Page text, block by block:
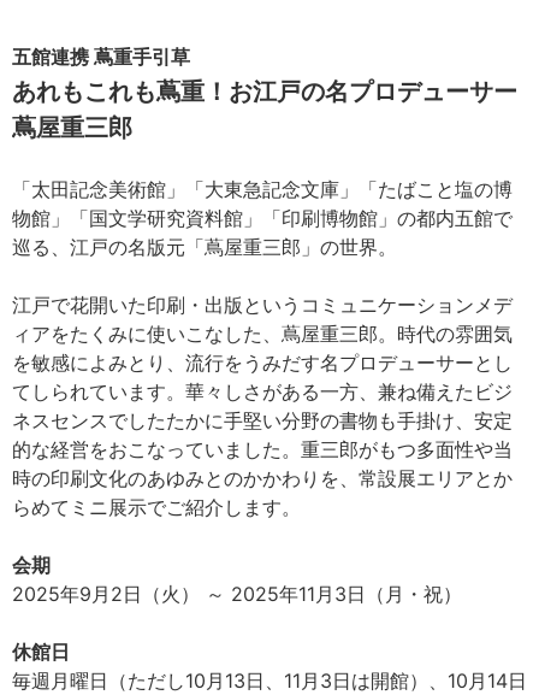
五館連携 蔦重手引草
あれもこれも蔦重！お江戸の名プロデューサー
蔦屋重三郎
「太田記念美術館」「大東急記念文庫」「たばこと塩の博
物館」「国文学研究資料館」「印刷博物館」の都内五館で
巡る、江戸の名版元「蔦屋重三郎」の世界。
江戸で花開いた印刷・出版というコミュニケーションメデ
ィアをたくみに使いこなした、蔦屋重三郎。時代の雰囲気
を敏感によみとり、流行をうみだす名プロデューサーとし
てしられています。華々しさがある一方、兼ね備えたビジ
ネスセンスでしたたかに手堅い分野の書物も手掛け、安定
的な経営をおこなっていました。重三郎がもつ多面性や当
時の印刷文化のあゆみとのかかわりを、常設展エリアとか
らめてミニ展示でご紹介します。
会期
2025年9月2日（火） ～ 2025年11月3日（月・祝）
休館日
毎週月曜日（ただし10月13日、11月3日は開館）、10月14日